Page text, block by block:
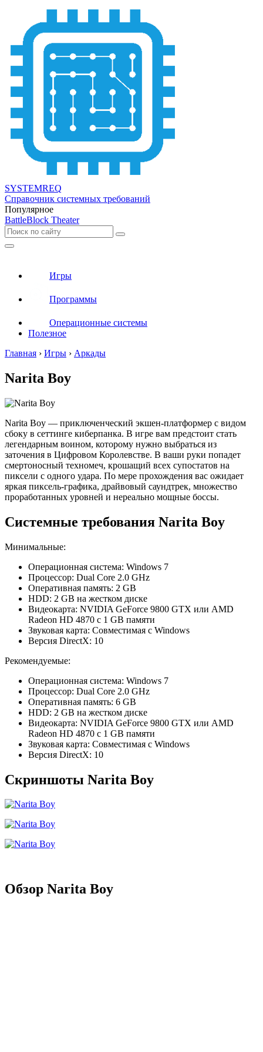
SYSTEMREQ
Справочник системных требований
Популярное
BattleBlock Theater
Игры
Программы
Операционные системы
Полезное
Главная › Игры › Аркады
Narita Boy
Narita Boy — приключенческий экшен-платформер с видом
сбоку в сеттинге киберпанка. В игре вам предстоит стать
легендарным воином, которому нужно выбраться из
заточения в Цифровом Королевстве. В ваши руки попадет
смертоносный техномеч, крошащий всех супостатов на
пиксели с одного удара. По мере прохождения вас ожидает
яркая пиксель-графика, драйвовый саундтрек, множество
проработанных уровней и нереально мощные боссы.
Системные требования Narita Boy
Минимальные:
Операционная система: Windows 7
Процессор: Dual Core 2.0 GHz
Оперативная память: 2 GB
HDD: 2 GB на жестком диске
Видеокарта: NVIDIA GeForce 9800 GTX или AMD
Radeon HD 4870 с 1 GB памяти
Звуковая карта: Совместимая с Windows
Версия DirectX: 10
Рекомендуемые:
Операционная система: Windows 7
Процессор: Dual Core 2.0 GHz
Оперативная память: 6 GB
HDD: 2 GB на жестком диске
Видеокарта: NVIDIA GeForce 9800 GTX или AMD
Radeon HD 4870 с 1 GB памяти
Звуковая карта: Совместимая с Windows
Версия DirectX: 10
Скриншоты Narita Boy
Обзор Narita Boy